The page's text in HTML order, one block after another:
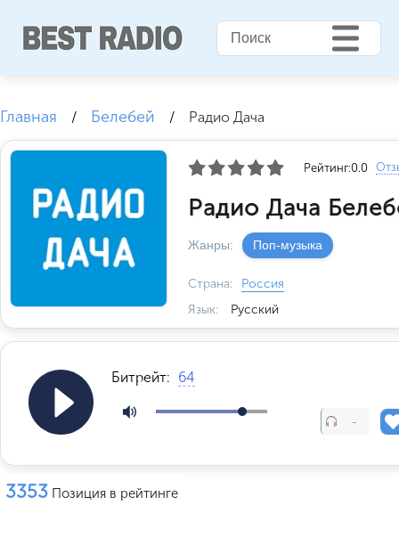
Главная / Белебей / Радио Дача
Рейтинг:0.0
Радио Дача
Жанры: Поп-музыка
Страна:
Россия
Язык:
Русский
Битрейт: 64
-
3353 Позиция в рейтинге